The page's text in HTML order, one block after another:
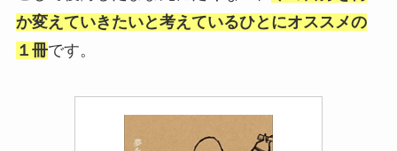
か変えていきたいと考えているひとにオススメの
１冊です。